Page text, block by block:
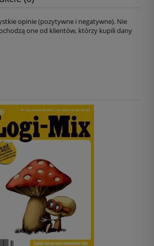
opinie (pozytywne i negatywne). Nie
one od klientów, którzy kupili dany